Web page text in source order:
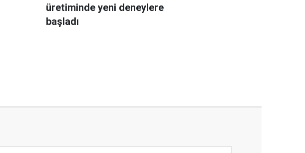
üretiminde yeni deneylere
başladı